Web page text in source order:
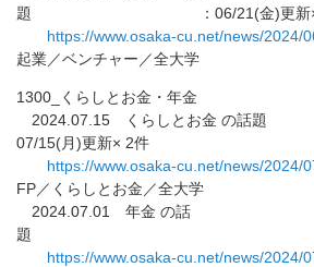
題 ：06/21(金)更新×
https://www.osaka-cu.net/news/2024/
起業／ベンチャー／全大学
1300_くらしとお金・年金
2024.07.15 くらしと
07/15(月)更新× 2件
https://www.osaka-cu.net/news/2024/
FP／くらしとお金／全大学
2024.07.01 年金 の話
題 ：06/30(日)
https://www.osaka-cu.net/news/2024/